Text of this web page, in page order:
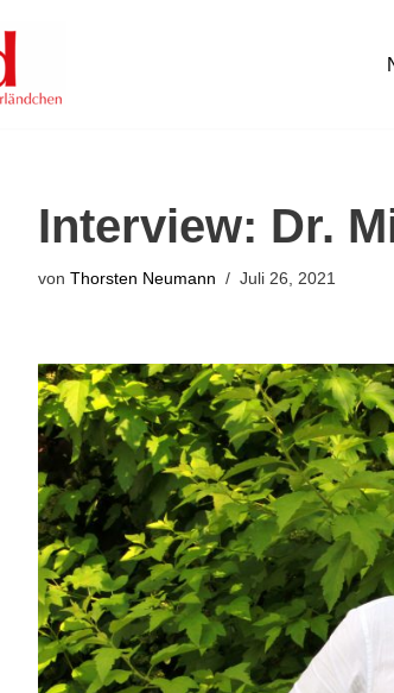
Interview: Dr.
von Thorsten Neumann Juli 26, 2021